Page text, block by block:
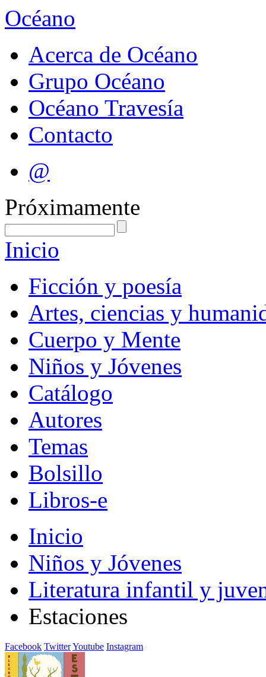
Océano
Acerca de Océano
Grupo Océano
Océano Travesía
Contacto
@
Próximamente
Inicio
Ficción y poesía
Artes, ciencias y
Cuerpo y Mente
Niños y Jóvenes
Catálogo
Autores
Temas
Bolsillo
Libros-e
Inicio
Niños y Jóvenes
Literatura infantil y
Estaciones
Facebook TwitterYoutube Instagram